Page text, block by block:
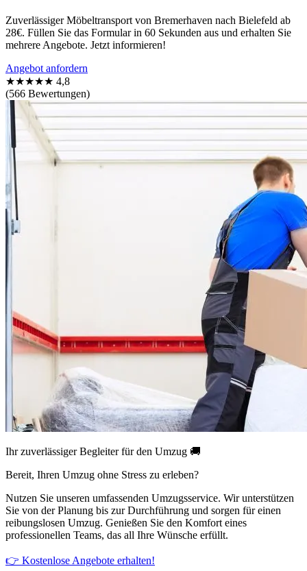
Zuverlässiger Möbeltransport von Bremerhaven nach Bielefeld ab
28€. Füllen Sie das Formular in 60 Sekunden aus und erhalten Sie
mehrere Angebote. Jetzt informieren!
Angebot anfordern
★★★★★ 4,8
(566 Bewertungen)
Ihr zuverlässiger Begleiter für den Umzug 🚚
Bereit, Ihren Umzug ohne Stress zu erleben?
Nutzen Sie unseren umfassenden Umzugsservice. Wir unterstützen
Sie von der Planung bis zur Durchführung und sorgen für einen
reibungslosen Umzug. Genießen Sie den Komfort eines
professionellen Teams, das all Ihre Wünsche erfüllt.
👉 Kostenlose Angebote erhalten!